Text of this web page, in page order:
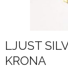
LJUST
KRONA